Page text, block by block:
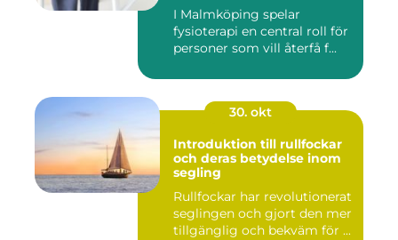
I Malmköping spelar
fysioterapi en central roll för
personer som vill återfå f...
30. okt
Introduktion till rullfockar
och deras betydelse inom
segling
Rullfockar har revolutionerat
seglingen och gjort den mer
tillgänglig och bekväm för ...